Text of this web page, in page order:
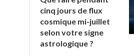
cinq jours de flux
cosmique mi-juillet
selon votre signe
astrologique ?